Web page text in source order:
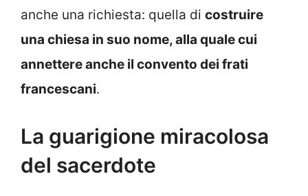
anche una richiesta: quella di costruire
una chiesa in suo nome, alla quale cui
annettere anche il convento dei frati
francescani.
La guarigione miracolosa
del sacerdote